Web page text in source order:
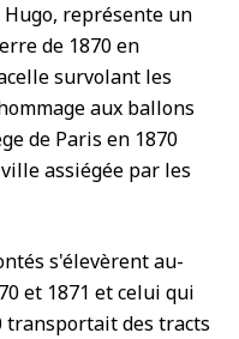
représente un
de 1870 en
survolant les
aux ballons
de Paris en 1870
assiégée par les
s'élevèrent au-
et 1871 et celui qui
transportait des tracts